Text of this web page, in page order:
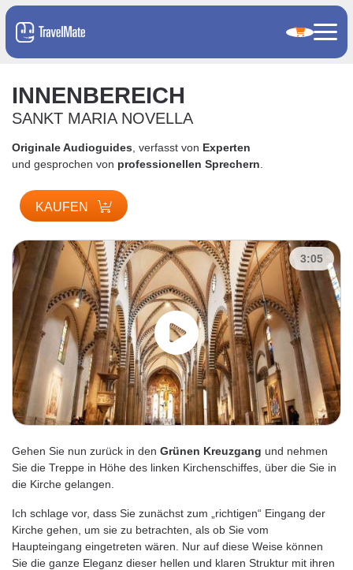
INNENBEREICH
SANKT MARIA NOVELLA
Originale Audioguides , verfasst von Experten
und gesprochen von professionellen Sprechern
KAUFEN
3:05
Gehen Sie nun zurück in den Grünen Kreuzgang und nehmen
Sie die Treppe in Höhe des linken Kirchenschiffes, über die Sie in
die Kirche gelangen.
Ich schlage vor, dass Sie zunächst zum „richtigen“ Eingang der
Kirche gehen, um sie zu betrachten, als ob Sie vom
Haupteingang eingetreten wären. Nur auf diese Weise können
Sie die ganze Eleganz dieser hellen und klaren Struktur mit ihren